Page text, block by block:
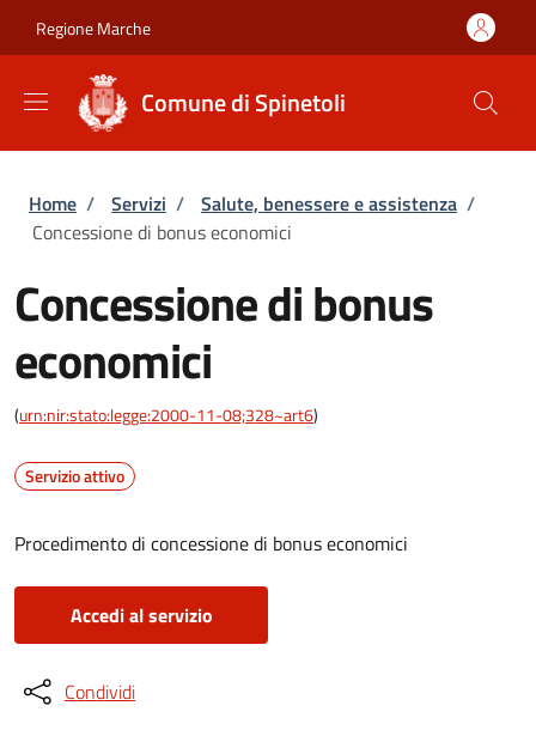
Regione Marche
Comune di Spinetoli
Briciole di pane
Home / Servizi / Salute, benessere e assistenza /
Concessione di bonus economici
Concessione di bonus
economici
(urn:nir:stato:legge:2000-11-08;328~art6)
Servizio attivo
Procedimento di concessione di bonus economici
Accedi al servizio
Condividi